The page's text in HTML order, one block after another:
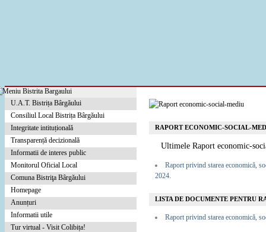
U.A.T. Bistrița Bârgăului
Consiliul Local Bistrița Bârgăului
Integritate intituțională
Transparență decizională
Informatii de interes public
Monitorul Oficial Local
Comuna Bistriţa Bârgăului
Homepage
Anunțuri
Informatii utile
Tur virtual - Visit Colibița!
RAPORT ECONOMIC-SOCIAL-
Ultimele Raport economic-
Raport privind starea economică,
2024.
LISTA DE DOCUMENTE PENTRU
Raport privind starea economică,